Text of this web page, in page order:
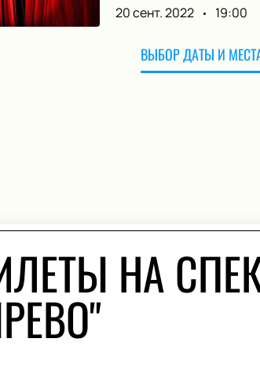
20 сент. 2022
19:00
ВЫБОР ДАТЫ И
НА